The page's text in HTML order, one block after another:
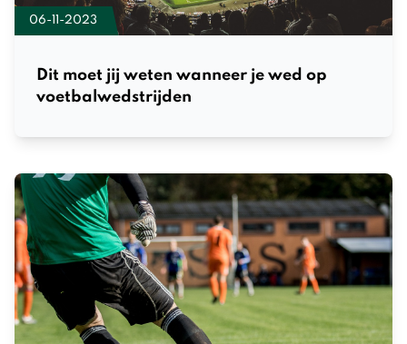
06-11-2023
Dit moet jij weten wanneer je wed op
voetbalwedstrijden